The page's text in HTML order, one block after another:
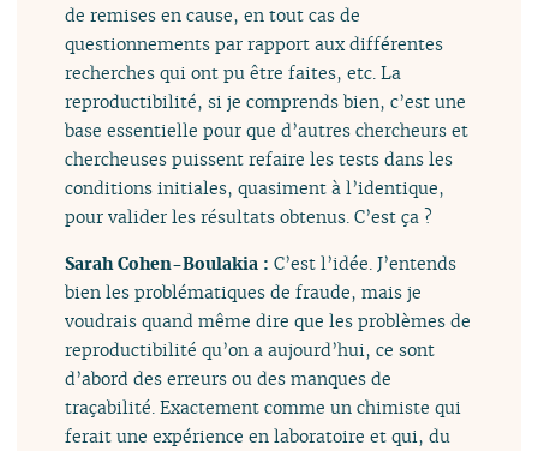
de remises en cause, en tout cas de
questionnements par rapport aux différentes
recherches qui ont pu être faites, etc. La
reproductibilité, si je comprends bien, c’est une
base essentielle pour que d’autres chercheurs et
chercheuses puissent refaire les tests dans les
conditions initiales, quasiment à l’identique,
pour valider les résultats obtenus. C’est ça ?
Sarah Cohen-Boulakia :C’est l’idée. J’entends
bien les problématiques de fraude, mais je
voudrais quand même dire que les problèmes de
reproductibilité qu’on a aujourd’hui, ce sont
d’abord des erreurs ou des manques de
traçabilité. Exactement comme un chimiste qui
ferait une expérience en laboratoire et qui, du